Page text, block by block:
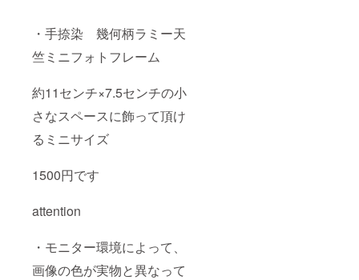
・手捺染 幾何柄ラミー天
竺ミニフォトフレーム
約11センチ×7.5センチの小
さなスペースに飾って頂け
るミニサイズ
1500円です
attention
・モニター環境によって、
画像の色が実物と異なって